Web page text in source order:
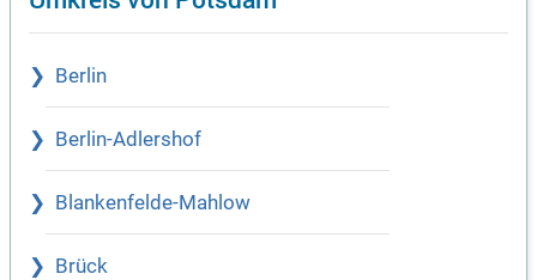
Berlin
Berlin-Adlershof
Blankenfelde-Mahlow
Brück